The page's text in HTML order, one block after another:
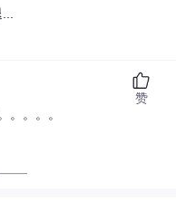
。。。。
赞
——